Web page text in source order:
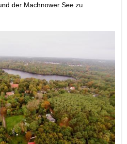
der Machnower See zu